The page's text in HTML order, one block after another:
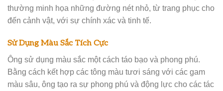
thường minh họa những đường nét nhỏ, từ trang phục cho
đến cảnh vật, với sự chính xác và tinh tế.
Sử Dụng Màu Sắc Tích Cực
Ông sử dụng màu sắc một cách táo bạo và phong phú.
Bằng cách kết hợp các tông màu tươi sáng với các gam
màu sâu, ông tạo ra sự phong phú và động lực cho các tác